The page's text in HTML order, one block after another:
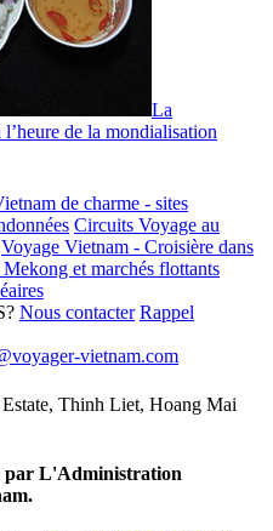
La
de la mondialisation
de charme - sites
Circuits Voyage au
Voyage Vietnam - Croisière dans
et marchés flottants
Nous contacter Rappel
vietnam.com
Thinh Liet, Hoang Mai
par L'Administration